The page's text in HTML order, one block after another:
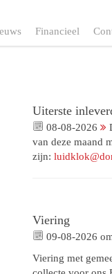
Financieel
Uiterste
08-08-2026
van deze maand
zijn:
Viering
09-08-2026
Viering met